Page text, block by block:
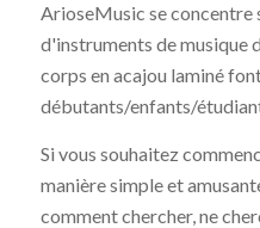
ArioseMusic se concentre
d'instruments de musique
corps en acajou laminé
débutants/enfants/
Si vous souhaitez
manière simple et
comment chercher, ne